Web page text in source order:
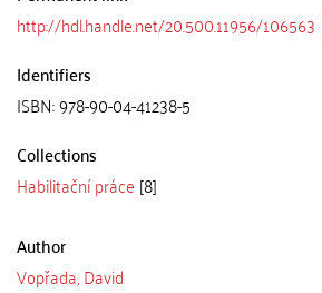
http://hdl.handle.net/20.500.11956/106563
Identifiers
ISBN: 978-90-04-41238-5
Collections
Habilitační práce [8]
Author
Vopřada, David